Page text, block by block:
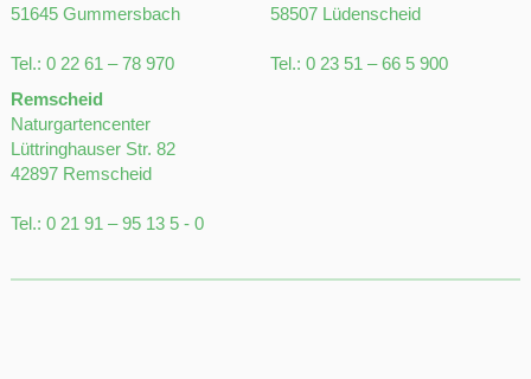
51645 Gummersbach
Tel.: 0 22 61 – 78 970
58507 Lüdenscheid
Tel.:0 23 51 – 66 5 900
Remscheid
Naturgartencenter
Lüttringhauser Str. 82
42897 Remscheid
Tel.: 0 21 91 – 95 13 5 - 0